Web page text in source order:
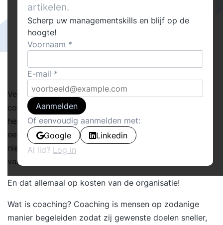
Veel managers doen een beroep op een externe
coach. Voor zichzelf of hun medewerkers. Nederland
heeft er ongeveer 2000. Dus keus genoeg. Nog al
eens wordt diecoaching een heel avontuur. ‘Baat het
niet dan schaadt het niet’ of ‘Je kunt er altijd wel iets
van leren’. Of mensen gaan op een ‘spiritueel pad’.
En dat allemaal op kosten van de organisatie!
Wat is coaching? Coaching is mensen op zodanige
manier begeleiden zodat zij gewenste doelen sneller,
artikelen.
Scherp uw managementskills en blijf op de
hoogte!
Voornaam
E-mail
Aanmelden
Of eenvoudig aanmelden met:
Google
Linkedin
Al lid? Log in